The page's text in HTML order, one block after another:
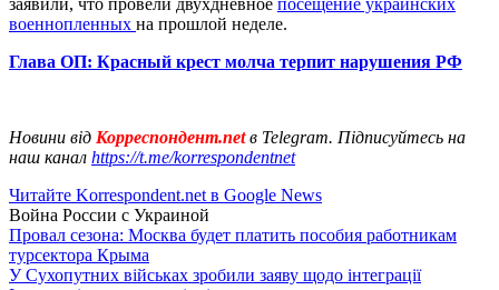
военнопленных на прошлой неделе.
Глава ОП: Красный крест молча терпит нарушения РФ
Новини від Корреспондент.netв Telegram. Підписуйтесь на
наш канал https://t.me/korrespondentnet
Читайте Korrespondent.net в Google News
Война России с Украиной
Провал сезона: Москва будет платить пособия работникам
турсектора Крыма
У Сухопутних військах зробили заяву щодо інтеграції